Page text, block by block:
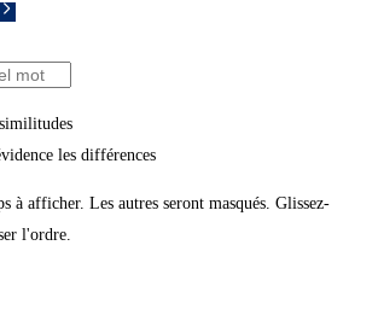
les différences
à afficher. Les autres seront masqués. Glissez-
l'ordre.